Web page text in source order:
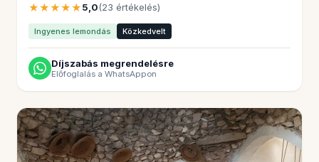
★★★★★5,0(23 értékelés)
Ingyenes lemondás Közkedvelt
Díjszabás megrendelésre
Előfoglalás a WhatsAppon